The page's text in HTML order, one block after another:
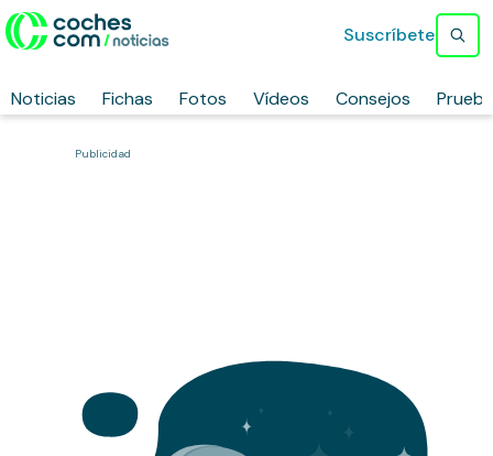
Noticias Fichas Fotos Vídeos Consejos
Suscríbete
Publicidad